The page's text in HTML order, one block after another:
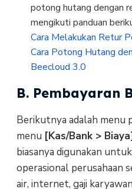
potong hutang dengan
mengikuti panduan
Cara Melakukan Retur
Cara Potong Hutang
Beecloud 3.0
B. Pembayaran
Berikutnya adalah menu
menu [Kas/Bank >
biasanya digunakan
operasional perusahaan
air, internet, gaji